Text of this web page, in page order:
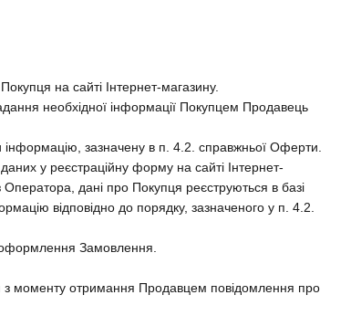
на сайті Інтернет-магазину.
необхідної інформації Покупцем Продавець
зазначену в п. 4.2. справжньої Оферти.
у реєстраційну форму на сайті Інтернет-
дані про Покупця реєструються в базі
відповідно до порядку, зазначеного у п. 4.2.
оформлення Замовлення.
з моменту отримання Продавцем повідомлення про